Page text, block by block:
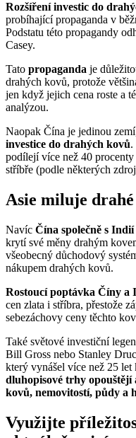
Rozšíření investic do
probíhající propaganda v
Podstatu této propagandy
Casey.
Tato propaganda je
drahých kovů, protože
jen když jejich cena roste a
analýzou.
Naopak Čína je jedinou
investice do drahých kovů.
podílejí více než 40
stříbře (podle některých
Asie miluje
Navíc Čína společně s Indií
krytí své měny drahým
všeobecný důchodový
nákupem drahých kovů.
Rostoucí poptávka Číny a
cen zlata i stříbra, přestože
sebezáchovy ceny těchto
Také světové investiční
Bill Gross nebo Stanley
který vynášel více než 25 let
dluhopisové trhy
kovů, nemovitostí, půdy a
Využijte